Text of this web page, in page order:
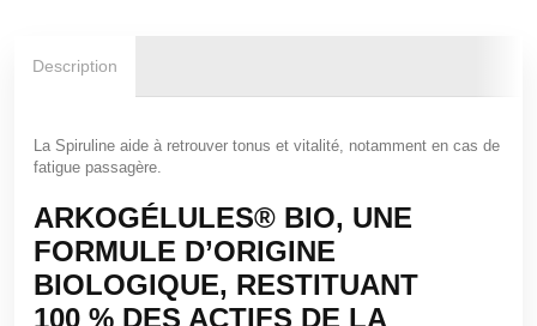
Description
La Spiruline aide à retrouver tonus et vitalité, notamment en cas de
fatigue passagère.
ARKOGÉLULES® BIO, UNE
FORMULE D’ORIGINE
BIOLOGIQUE, RESTITUANT
100 % DES ACTIFS DE LA